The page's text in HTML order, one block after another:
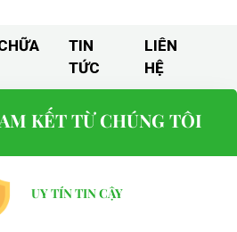
TIN
TỨC
LIÊN
HỆ
KẾT TỪ CHÚNG TÔI
UY TÍN TIN CẬY